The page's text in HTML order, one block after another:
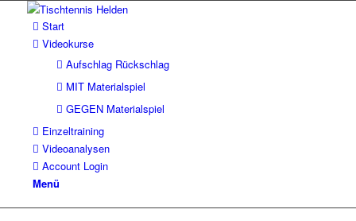
 Start
 Videokurse
 Aufschlag Rückschlag
 MIT Materialspiel
 GEGEN Materialspiel
 Einzeltraining
 Videoanalysen
 Account Login
Menü